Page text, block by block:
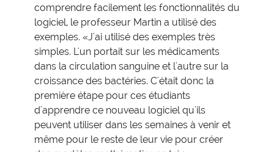
comprendre facilement les fonctionnalités du
logiciel, le professeur Martin a utilisé des
exemples. «J'ai utilisé des exemples très
simples. L'un portait sur les médicaments
dans la circulation sanguine et l'autre sur la
croissance des bactéries. C'était donc la
première étape pour ces étudiants
d'apprendre ce nouveau logiciel qu'ils
peuvent utiliser dans les semaines à venir et
même pour le reste de leur vie pour créer